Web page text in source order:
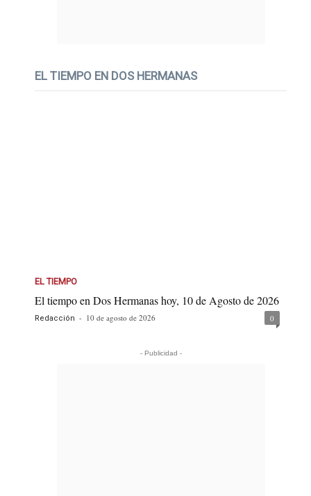
EL TIEMPO EN DOS HERMANAS
EL TIEMPO
El tiempo en Dos Hermanas hoy, 10 de Agosto de 2026
Redacción - 10 de agosto de 2026 0
- Publicidad -